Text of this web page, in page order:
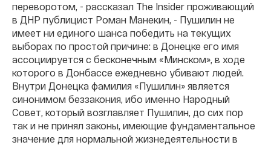
переворотом, - рассказал The Insider проживающий
в ДНР публицист Роман Манекин, - Пушилин не
имеет ни единого шанса победить на текущих
выборах по простой причине: в Донецке его имя
ассоциируется с бесконечным «Минском», в ходе
которого в Донбассе ежедневно убивают людей.
Внутри Донецка фамилия «Пушилин» является
синонимом беззакония, ибо именно Народный
Совет, который возглавляет Пушилин, до сих пор
так и не принял законы, имеющие фундаментальное
значение для нормальной жизнедеятельности в